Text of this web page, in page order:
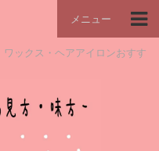
メニュー
ックス・ヘアアイロンおすす